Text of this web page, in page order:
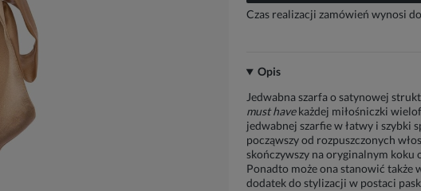
Czas realizacji zamówień wynosi
Opis
Jedwabna szarfa o satynowej
must havekażdej miłośniczki
jedwabnej szarfie w łatwy i szybki
począwszy od rozpuszczonych
skończywszy na oryginalnym
Ponadto może ona stanowić także
dodatek do stylizacji w postaci